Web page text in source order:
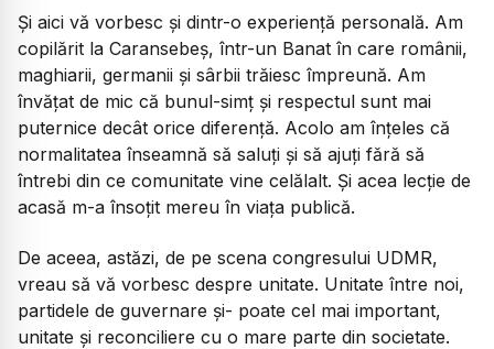
Și aici vă vorbesc și dintr-o experiență personală. Am
copilărit la Caransebeș, într-un Banat în care românii,
maghiarii, germanii și sârbii trăiesc împreună. Am
învățat de mic că bunul-simț și respectul sunt mai
puternice decât orice diferență. Acolo am înțeles că
normalitatea înseamnă să saluți și să ajuți fără să
întrebi din ce comunitate vine celălalt. Și acea lecție de
acasă m-a însoțit mereu în viața publică.
De aceea, astăzi, de pe scena congresului UDMR,
vreau să vă vorbesc despre unitate. Unitate între noi,
partidele de guvernare și- poate cel mai important,
unitate și reconciliere cu o mare parte din societate.